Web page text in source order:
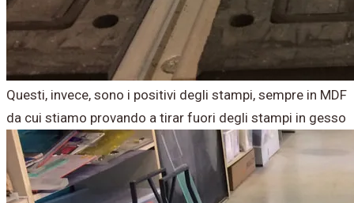
Questi, invece, sono i positivi degli stampi, sempre in MDF
da cui stiamo provando a tirar fuori degli stampi in gesso